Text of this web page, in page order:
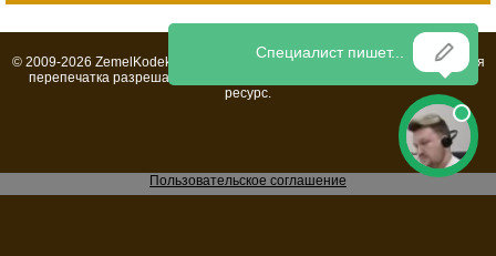
© 2009-2026 ZemelKodeks.ru Все права защищены. Полная или частичная
перепечатка разрешается только при установке обратной
ссылкина
ресурс.
Пользовательское соглашение